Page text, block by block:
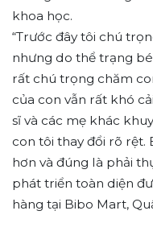
khoa học.
“Trước đây tôi chú
nhưng do thể trạng
rất chú trọng chăm
của con vẫn rất khó
sĩ và các mẹ khác
con tôi thay đổi rõ rệt.
hơn và đúng là phải
phát triển toàn diện
hàng tại Bibo Mart,